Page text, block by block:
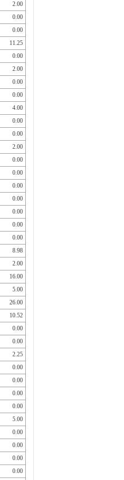
2.00
0.00
0.00
11.25
0.00
2.00
0.00
0.00
4.00
0.00
0.00
2.00
0.00
0.00
0.00
0.00
0.00
0.00
0.00
8.98
2.00
16.00
5.00
26.00
10.52
0.00
0.00
2.25
0.00
0.00
0.00
0.00
5.00
0.00
0.00
0.00
0.00